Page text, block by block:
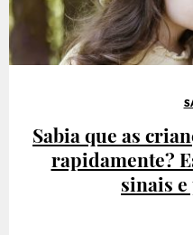
Sabia que as
rapidamente?
sinais